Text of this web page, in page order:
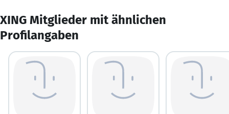
XING Mitglieder mit ähnlichen
Profilangaben